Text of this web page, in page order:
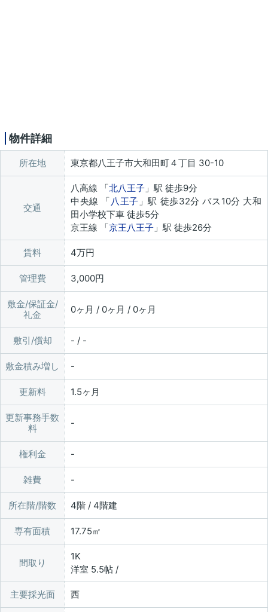
物件詳細
所在地 東京都八王子市大和田町４丁目 30-10
交通
八高線 「北八王子 」駅 徒歩9分
中央線 「 八王子 」駅 徒歩32分 バス10分 大和
田小学校下車 徒歩5分
京王線 「京王八王子 」駅 徒歩26分
賃料 4万円
管理費 3,000円
敷金/保証金/
礼金
0ヶ月 / 0ヶ月 / 0ヶ月
敷引/償却 - / -
敷金積み増し
更新料 1.5ヶ月
更新事務手数
料
権利金
雑費
所在階/階数 4階 / 4階建
専有面積 17.75㎡
間取り
1K
洋室 5.5帖 /
主要採光面 西